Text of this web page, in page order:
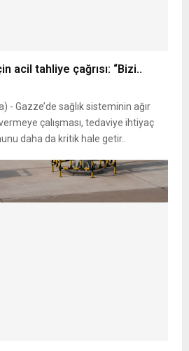
acil tahliye çağrısı: “Bizi..
- Gazze’de sağlık sisteminin ağır
çalışması, tedaviye ihtiyaç
daha da kritik hale getir..